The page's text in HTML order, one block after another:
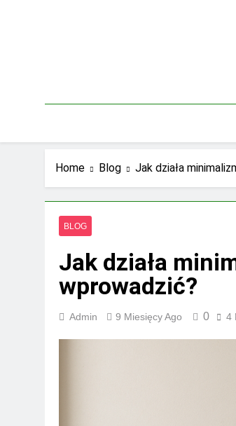
Home Blog Jak działa
BLOG
Jak działa
wprowadzić?
Admin 9 Miesięcy Ago 0 4